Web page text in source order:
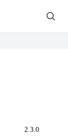
2.3.0